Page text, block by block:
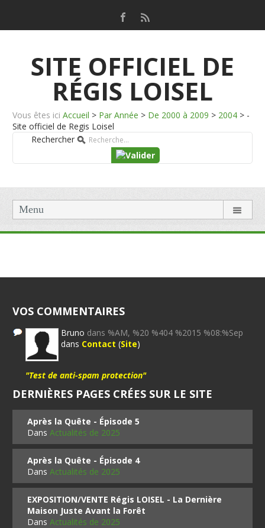
SITE OFFICIEL DE
RÉGIS LOISEL
Vous êtes ici Accueil > Par Année > De 2000 à 2009 > 2004 > -
Site officiel de Regis Loisel
Rechercher
Menu
VOS COMMENTAIRES
Bruno dans %AM, %20 %404 %2015 %08:%Sep
dans Contact (Site)
"Test de anti-spam protection"
DERNIÈRES PAGES CRÉES SUR LE SITE
Après la Quête - Épisode 5
DansActualités de 2025
Après la Quête - Épisode 4
DansActualités de 2025
EXPOSITION/VENTE Régis LOISEL - La Dernière
Maison Juste Avant la Forêt
DansActualités de 2025